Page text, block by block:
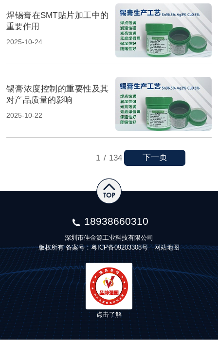
焊锡膏在SMT贴片加工中的
重要作用
2025-10-24
锡膏浓度控制的重要性及其
对产品质量的影响
2025-10-22
1 / 134 下一页
18938660310
深圳市佳金源工业科技有限公司
版权所有 备案号：粤ICP备09203308号 网站地图
点击了解